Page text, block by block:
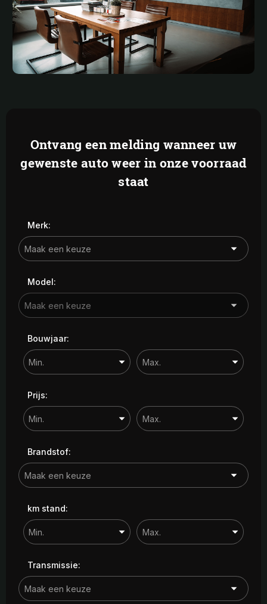
Ontvang een melding wanneer uw
gewenste auto weer in onze voorraad
staat
Merk:
Model:
Bouwjaar:
Prijs:
Brandstof:
km stand:
Transmissie: